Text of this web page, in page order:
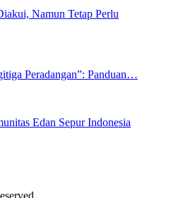
Namun Tetap Perlu
Peradangan”: Panduan…
Edan Sepur Indonesia